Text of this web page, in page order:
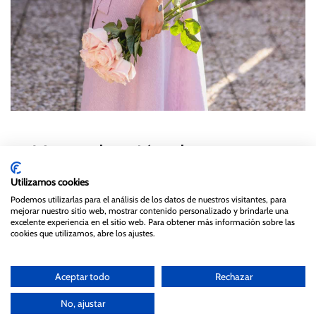
Una colección de ropa con
filosofía de moda lenta
Inés decidió hacer unapequeña colección cápsulacon ropa
de mucha calidad y con estampados de liberty
Por eso, decidió hacer
pocas unidades de cada modelo
que fueran prendas únicas para
busquen piezas que no se ven en todos
Utilizamos cookies
Podemos utilizarlas para el análisis de los datos de nuestros visitantes, para
mejorar nuestro sitio web, mostrar contenido personalizado y brindarle una
excelente experiencia en el sitio web. Para obtener más información sobre las
cookies que utilizamos, abre los ajustes.
Aceptar todo Rechazar
No, ajustar